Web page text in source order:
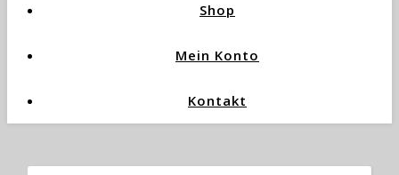
Shop
Mein Konto
Kontakt